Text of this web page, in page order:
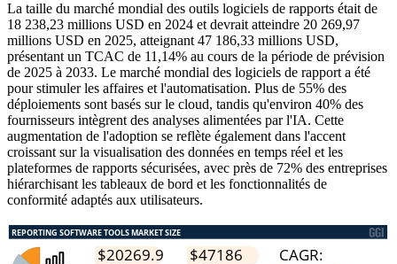
La taille du marché mondial des outils logiciels de rapports était de
18 238,23 millions USD en 2024 et devrait atteindre 20 269,97
millions USD en 2025, atteignant 47 186,33 millions USD,
présentant un TCAC de 11,14% au cours de la période de prévision
de 2025 à 2033. Le marché mondial des logiciels de rapport a été
pour stimuler les affaires et l'automatisation. Plus de 55% des
déploiements sont basés sur le cloud, tandis qu'environ 40% des
fournisseurs intègrent des analyses alimentées par l'IA. Cette
augmentation de l'adoption se reflète également dans l'accent
croissant sur la visualisation des données en temps réel et les
plateformes de rapports sécurisées, avec près de 72% des entreprises
hiérarchisant les tableaux de bord et les fonctionnalités de
conformité adaptés aux utilisateurs.